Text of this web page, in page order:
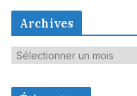
Archives
A
c